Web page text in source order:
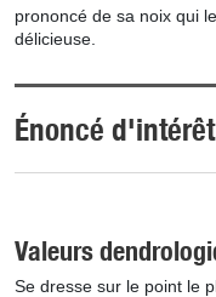
prononcé de sa noix qui
délicieuse.
Énoncé d'intérêt
Valeurs
Se dresse sur le point le